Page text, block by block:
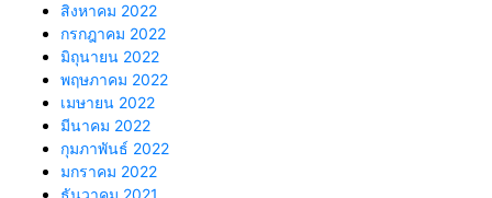
สิงหาคม 2022
กรกฎาคม 2022
มิถุนายน 2022
พฤษภาคม 2022
เมษายน 2022
มีนาคม 2022
กุมภาพันธ์ 2022
มกราคม 2022
ธันวาคม 2021